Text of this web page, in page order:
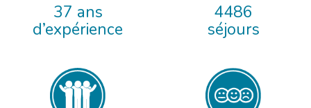
37 ans
d’expérience
4486
séjours